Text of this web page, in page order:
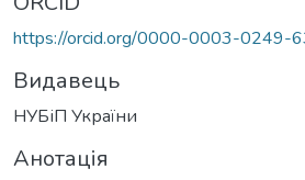
https://orcid.org/0000-0003-0249-
Видавець
НУБіП України
Анотація